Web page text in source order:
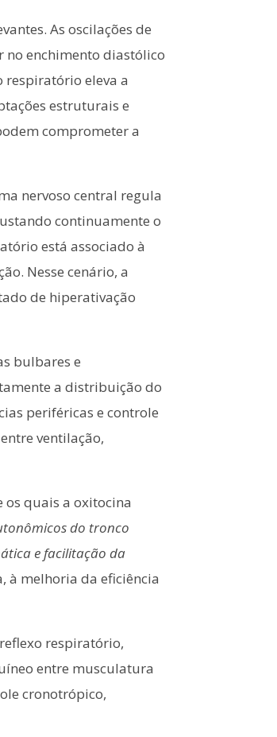
As oscilações de
enchimento diastólico
eleva a
estruturais e
comprometer a
nervoso central regula
continuamente o
está associado à
Nesse cenário, a
de hiperativação
bulbares e
a distribuição do
periféricas e controle
ventilação,
os quais a oxitocina
do tronco
e facilitação da
à melhoria da eficiência
respiratório,
entre musculatura
cronotrópico,